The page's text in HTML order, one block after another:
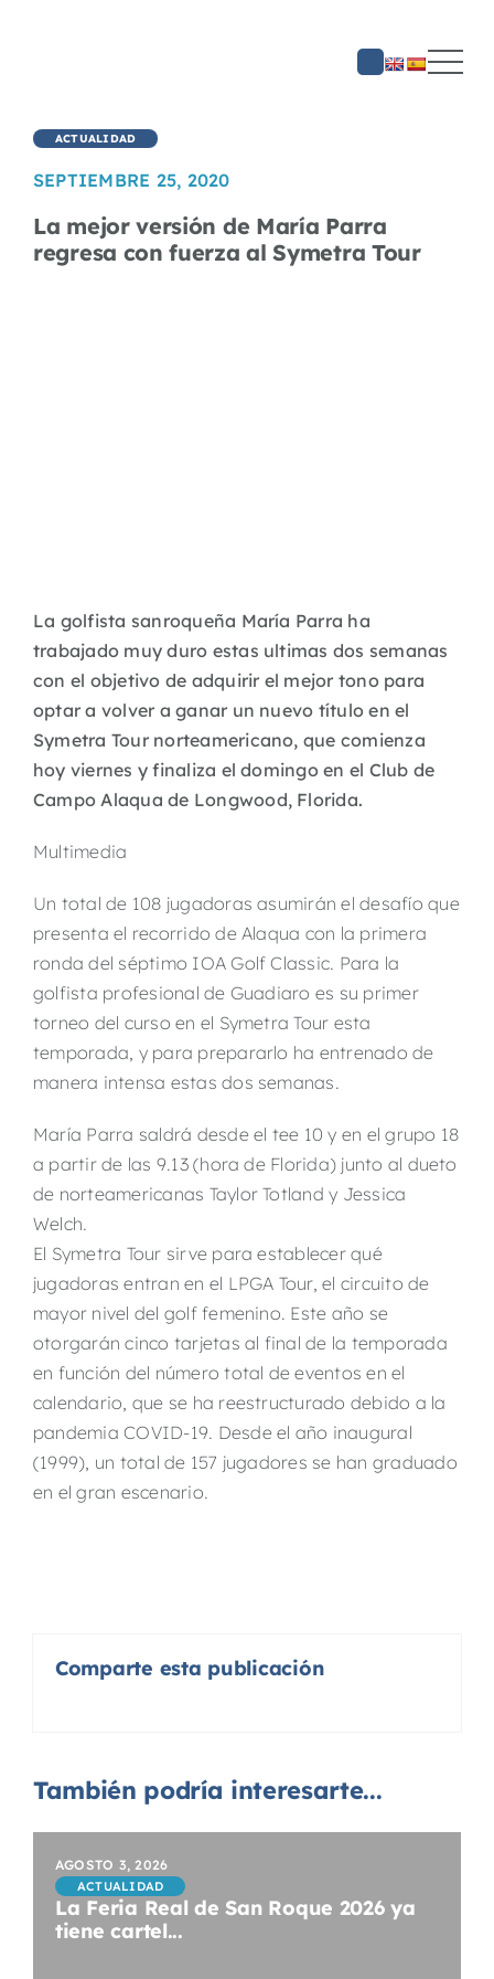
ACTUALIDAD
SEPTIEMBRE 25, 2020
La mejor versión de María Parra
regresa con fuerza al Symetra Tour
La golfista sanroqueña María Parra ha
trabajado muy duro estas ultimas dos semanas
con el objetivo de adquirir el mejor tono para
optar a volver a ganar un nuevo título en el
Symetra Tour norteamericano, que comienza
hoy viernes y finaliza el domingo en el Club de
Campo Alaqua de Longwood, Florida.
Multimedia
Un total de 108 jugadoras asumirán el desafío que
presenta el recorrido de Alaqua con la primera
ronda del séptimo IOA Golf Classic. Para la
golfista profesional de Guadiaro es su primer
torneo del curso en el Symetra Tour esta
temporada, y para prepararlo ha entrenado de
manera intensa estas dos semanas.
María Parra saldrá desde el tee 10 y en el grupo 18
a partir de las 9.13 (hora de Florida) junto al dueto
de norteamericanas Taylor Totland y Jessica
Welch.
El Symetra Tour sirve para establecer qué
jugadoras entran en el LPGA Tour, el circuito de
mayor nivel del golf femenino. Este año se
otorgarán cinco tarjetas al final de la temporada
en función del número total de eventos en el
calendario, que se ha reestructurado debido a la
pandemia COVID-19. Desde el año inaugural
(1999), un total de 157 jugadores se han graduado
en el gran escenario.
Comparte esta publicación
También podría interesarte...
AGOSTO 3, 2026
ACTUALIDAD
La Feria Real de San Roque 2026 ya
tiene cartel...